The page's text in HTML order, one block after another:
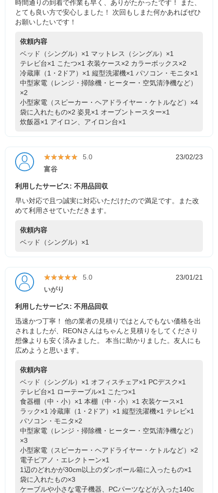
時間通りの到着で作業も早く、ありがたかったです！ また、
とても良い方で安心しました！ 次回もしまた何かあればぜひ
お願いしたいです！
依頼内容
ベッド（シングル）×1 マットレス（シングル）×1
テレビ台×1 こたつ×1 衣装ケース×2 カラーボックス×2
冷蔵庫（1・2ドア）×1 縦型洗濯機×1 パソコン・モニタ×1
中型家電（レンジ・掃除機・ヒーター・空気清浄機など）
×2
小型家電（スピーカー・ヘアドライヤー・ケトルなど）×4
袋に入れたもの×2 姿見×1 オーブントースター×1
炊飯器×1 アイロン、アイロン台×1
★★★★★
★★★★★ 5.0
23/02/23
富谷
利用したサービス: 不用品回収
早い対応で且つ誠実に対応いただけたので満足です。また改
めて利用させていただきます。
依頼内容
ベッド（シングル）×1
★★★★★
★★★★★ 5.0
23/01/21
いがり
利用したサービス: 不用品回収
迅速かつ丁寧！ 他の業者の見積りではとんでもない価格を出
されましたが、REONさんはちゃんと見積りをしてくださり
想像よりも安く済みました。 本当に助かりました。友人にも
広めようと思います。
依頼内容
ベッド（シングル）×1 オフィスチェア×1 PCデスク×1
テレビ台×1 ローテーブル×1 こたつ×1
食器棚（中・小）×1 本棚（中・小）×1 衣装ケース×1
ラック×1 冷蔵庫（1・2ドア）×1 縦型洗濯機×1 テレビ×1
パソコン・モニタ×2
中型家電（レンジ・掃除機・ヒーター・空気清浄機など）
×3
小型家電（スピーカー・ヘアドライヤー・ケトルなど）×2
電子ピアノ・エレクトーン×1
1辺のどれかが30cm以上のダンボール箱に入ったもの×1
袋に入れたもの×3
ケーブルや小さな電子機器、PCパーツなどが入った140c